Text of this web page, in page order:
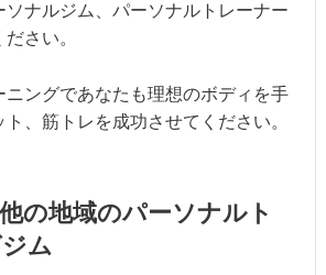
ソナルジム、パーソナルトレーナー
さい。
ニングであなたも理想のボディを手
、筋トレを成功させてください。
の地域のパーソナルト
ム